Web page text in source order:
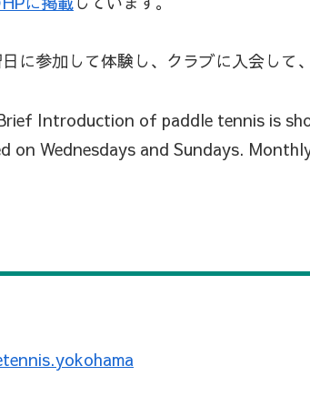
参加して体験し、クラブに入会して
Introduction of paddle tennis is
on Wednesdays and Sundays.